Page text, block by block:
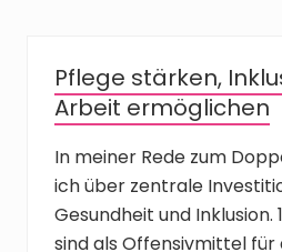
Pflege stärken,
Arbeit ermöglichen
In meiner Rede zum
ich über zentrale
Gesundheit und Inklusion.
sind als Offensivmittel für